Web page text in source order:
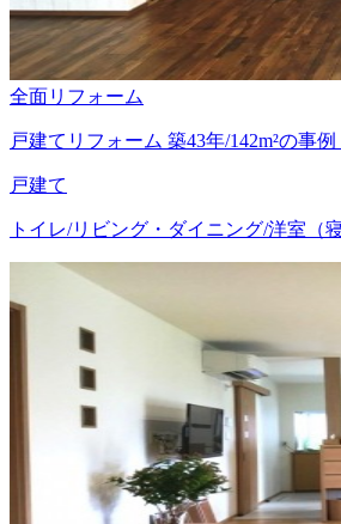
全面リフォーム
戸建てリフォーム 築43年/142m²の事例
戸建て
トイレ/リビング・ダイニング/洋室（